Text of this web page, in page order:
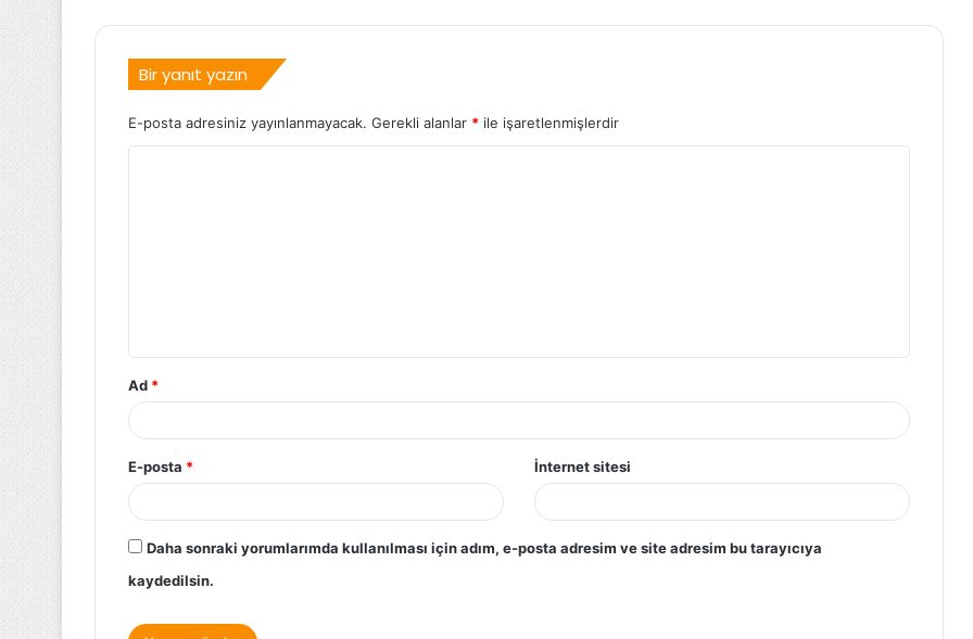
Bir yanıt yazın
E-posta adresiniz yayınlanmayacak. Gerekli alanlar * ile işaretlenmişlerdir
Ad *
E-posta * İnternet sitesi
Daha sonraki yorumlarımda kullanılması için adım, e-posta adresim ve site adresim bu tarayıcıya
kaydedilsin.